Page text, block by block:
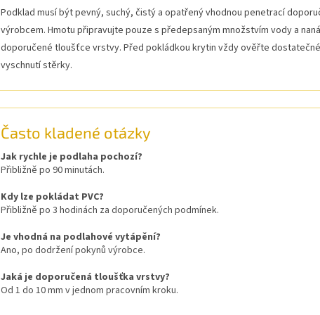
Podklad musí být pevný, suchý, čistý a opatřený vhodnou penetrací
výrobcem. Hmotu připravujte pouze s předepsaným množstvím vody a
doporučené tloušťce vrstvy. Před pokládkou krytin vždy ověřte dostatečné
vyschnutí stěrky.
Často kladené otázky
Jak rychle je podlaha pochozí?
Přibližně po 90 minutách.
Kdy lze pokládat PVC?
Přibližně po 3 hodinách za doporučených podmínek.
Je vhodná na podlahové vytápění?
Ano, po dodržení pokynů výrobce.
Jaká je doporučená tloušťka vrstvy?
Od 1 do 10 mm v jednom pracovním kroku.